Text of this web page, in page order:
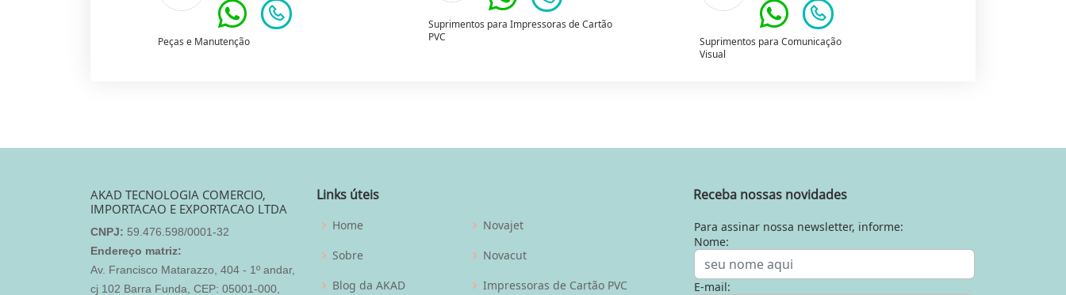
Peças e Manutenção
Suprimentos para Impressoras de Cartão
PVC
Suprimentos para Comunicação
Visual
AKAD TECNOLOGIA COMERCIO,
IMPORTACAO E EXPORTACAO LTDA
CNPJ: 59.476.598/0001-32
Endereço matriz:
Av. Francisco Matarazzo, 404 - 1º andar,
cj 102 Barra Funda, CEP: 05001-000,
Links úteis
Home
Sobre
Blog da AKAD
Novajet
Novacut
Impressoras de Cartão PVC
Receba nossas novidades
Para assinar nossa newsletter, informe:
Nome:
E-mail: